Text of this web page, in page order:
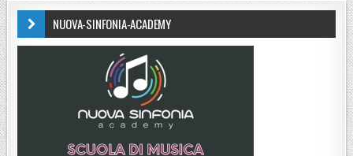
NUOVA-SINFONIA-ACADEMY